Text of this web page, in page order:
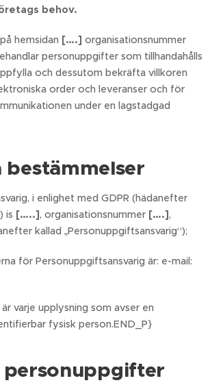
behov.
på hemsidan [….] organisationsnummer
personuppgifter som tillhandahålls
och dessutom bekräfta villkoren
order och leveranser och för
under en lagstadgad
bestämmelser
i enlighet med GDPR (hädanefter
is […..], organisationsnummer [….],
kallad „Personuppgiftsansvarig“);
för Personuppgiftsansvarig är: e-mail:
varje upplysning som avser en
fysisk person.END_P}
personuppgifter